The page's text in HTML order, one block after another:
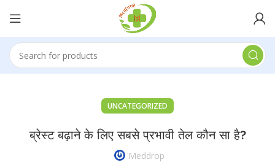
UNCATEGORIZED
ब्रेस्ट बढ़ाने के लिए सबसे प्रभावी तेल कौन सा है?
Meddrop